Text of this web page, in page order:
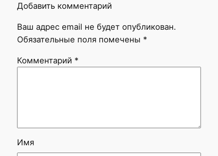
Добавить комментарий
Ваш адрес email не будет опубликован.
Обязательные поля помечены *
Комментарий *
Имя